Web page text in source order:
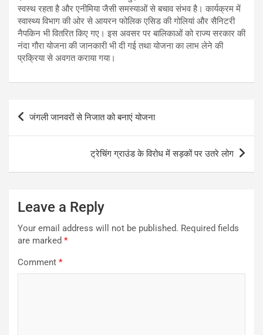
स्वस्थ रहता है और एनीमिया जैसी समस्याओं से बचाव संभव है। कार्यक्रम में
स्वास्थ्य विभाग की ओर से आयरन फोलिक एसिड की गोलियां और सैनिटरी
नैपकिन भी वितरित किए गए। इस अवसर पर बालिकाओं को राज्य सरकार की
नंदा गौरा योजना की जानकारी भी दी गई तथा योजना का लाभ लेने की
प्रक्रिया से अवगत कराया गया।
Post
जंगली जानवरों से निजात को बनाएं योजना
ट्रेचिंग ग्राउंड के विरोध में सड़कों पर उतरे लोग
Leave a Reply
Your email address will not be published. Required fields
are marked *
Comment *